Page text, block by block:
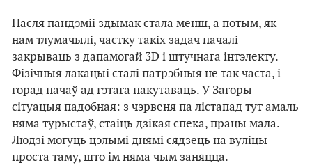
Пасля пандэміі здымак стала менш, а потым, як
нам тлумачылі, частку такіх задач пачалі
закрываць з дапамогай 3D і штучнага інтэлекту.
Фізічныя лакацыі сталі патрэбныя не так часта, і
горад пачаў ад гэтага пакутаваць. У Загоры
сітуацыя падобная: з чэрвеня па лістапад тут амаль
няма турыстаў, стаіць дзікая спёка, працы мала.
Людзі могуць цэлымі днямі сядзець на вуліцы –
проста таму, што ім няма чым заняцца.